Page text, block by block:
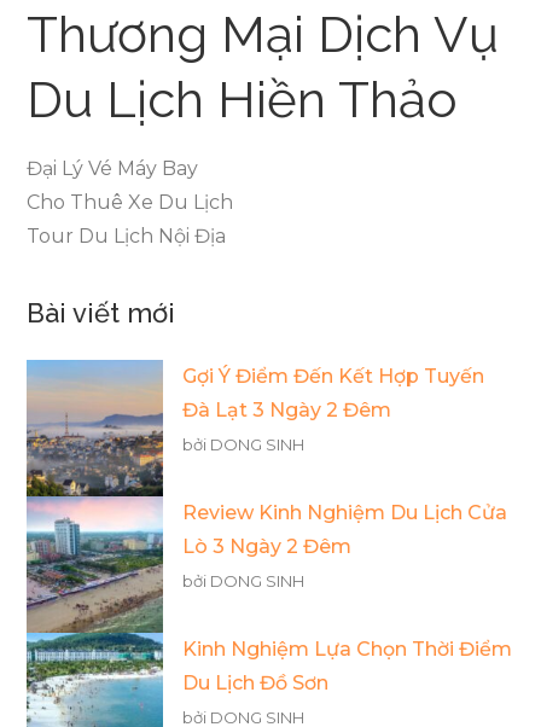
Thương Mại Dịch Vụ
Du Lịch Hiền Thảo
Đại Lý Vé Máy Bay
Cho Thuê Xe Du Lịch
Tour Du Lịch Nội Địa
Bài viết mới
Gợi Ý Điểm Đến Kết Hợp Tuyến
Đà Lạt 3 Ngày 2 Đêm
bởi DONG SINH
Review Kinh Nghiệm Du Lịch Cửa
Lò 3 Ngày 2 Đêm
bởi DONG SINH
Kinh Nghiệm Lựa Chọn Thời Điểm
Du Lịch Đồ Sơn
bởi DONG SINH